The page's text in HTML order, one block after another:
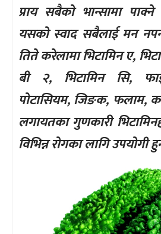
प्राय सबैको भान्सामा
यसको स्वाद सबैलाई मन
तिते करेलामा भिटामिन ए,
बी २, भिटामिन सि,
पोटासियम, जिङक, फलाम,
लगायतका गुणकारी
विभिन्न रोगका लागि उपयोगी